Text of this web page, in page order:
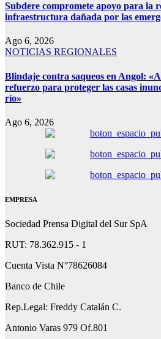
Subdere compromete apoyo para la
infraestructura dañada por las
Ago 6, 2026
NOTICIAS REGIONALES
Blindaje contra saqueos en Angol:
refuerzo para proteger las casas
río»
Ago 6, 2026
EMPRESA
Sociedad Prensa Digital del Sur SpA
RUT: 78.362.915 - 1
Cuenta Vista N°78626084
Banco de Chile
Rep.Legal: Freddy Catalán C.
Antonio Varas 979 Of.801